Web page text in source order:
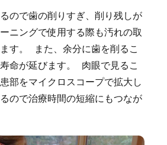
ので歯の削りすぎ、削り残しが
ニングで使用する際も汚れの取
す。 また、余分に歯を削るこ
命が延びます。 肉眼で見るこ
部をマイクロスコープで拡大し
ので治療時間の短縮にもつなが